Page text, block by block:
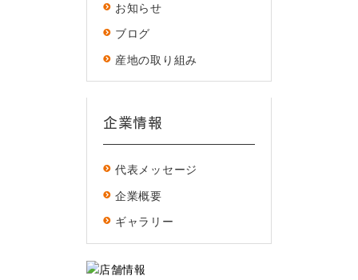
お知らせ
ブログ
産地の取り組み
企業情報
代表メッセージ
企業概要
ギャラリー